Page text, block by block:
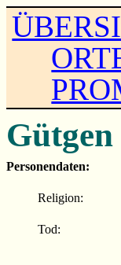
Gütgen
Personendaten:
Religion:
Tod: